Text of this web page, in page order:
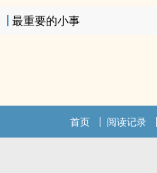
最重要的小事
首页 阅读记录